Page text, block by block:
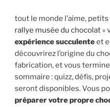
tout le monde l’aime, petits
rallye musée du chocolat »
expérience succulenteet
découvrirez l’origine du
fabrication, et vous
sommaire : quizz, défis,
seront disponibles. Vous
préparer votre propre